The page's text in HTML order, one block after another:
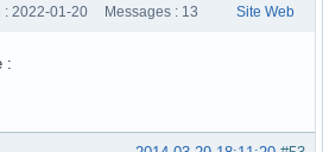
: 2022-01-20 Messages : 13 Site Web
: